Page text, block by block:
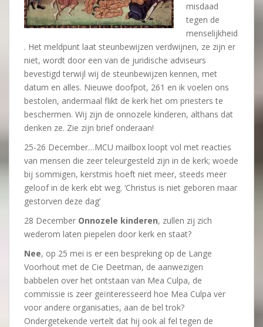
misdaad
tegen de
menselijkheid
. Het meldpunt laat steunbewijzen verdwijnen, ze zijn er
niet, wordt door een van de juridische adviseurs
bevestigd terwijl wij de steunbewijzen kennen, met
datum en alles. Nieuwe doofpot, 261 en ik voelen ons
bestolen, andermaal flikt de kerk het om priesters te
beschermen. Wij zijn de onnozele kinderen, althans dat
denken ze. Zie zijn brief onderaan!
25-26 December…MCU mailbox loopt vol met reacties
van mensen die zeer teleurgesteld zijn in de kerk; woede
bij sommigen, kerstmis hoeft niet meer, steeds meer
geloof in de kerk ebt weg. ‘Christus is niet geboren maar
gestorven deze dag’
28 December Onnozele kinderen, zullen zij zich
wederom laten piepelen door kerk en staat?
Nee, op 25 mei is er een bespreking op de Lange
Voorhout met de Cie Deetman, de aanwezigen
babbelen over het ontstaan van Mea Culpa, de
commissie is zeer geïnteresseerd hoe Mea Culpa ver
voor andere organisaties, aan de bel trok?
Ondergetekende vertelt dat hij ook al fel tegen de